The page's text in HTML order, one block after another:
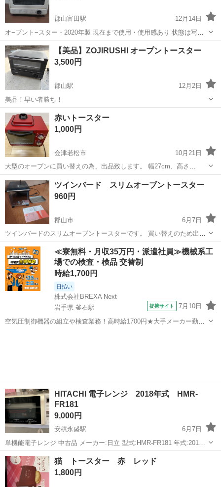
郡山富田駅
12月14日
オ−ブント−スター・2020年製 現在まで使用・使用感あり 状態は写真
の通り 中古品なので神経質、納得がいかない方は、 ご遠慮下さい。
購入後は、３Ｎでお願い致します。
福島 郡山市 郡山富田駅 通り
【美品】ZOJIRUSHI オープントースター
3,500円
郡山駅
12月2日
美品！早い者勝ち！
福島 郡山市 郡山駅 キッチン家電
赤いトースター
1,000円
会津若松市
10月21日
大型のオーブンに買い替えの為、出品致します。 幅27cm、高さ
21cm、奥行き24cm 動作問題ございません。パンを焼きながら卵焼け
ます！ 機能は最低限ですが昭和レトロな雰囲気です！
福島 会津若松市 キッチン家電 トースター
ツインバード スリムオーブントースター
960円
郡山市
6月7日
ツインバードのスリムオーブントースターです。 買い替えのため出品
します。 まだ普通に使えます 横幅がスリムでキッチンボードを圧迫せ
ずに済みます。 前後にパンが2枚入ります。 クズ受けプレートあり 寸
法 幅21cm 高さ23c...
福島 郡山市 キッチン家電 ツインバード
≪寮無料・月収35万円・派遣社員≫機械系工
場での検査・検品 交替制
時給1,700円
日払い
株式会社BREXA Next
岩手県 釜石駅
提携サイト 7月10日
空気圧制御機器の組立や検査業務！高時給1700円★大手メーカー勤
HITACHI 電子レンジ 2018年式 HMR-
FR181
9,000円
安積永盛駅
6月7日
単機能電子レンジ 中古品 メーカー:日立 型式:HMR-FR181 年式:2018
年 ヘルツフリー 寸法:幅458mm×奥行349mm×高さ281mm 内寸:幅
295mm×奥行324mm×高さ181mm できる限りの清掃や...
福島 郡山市 安積永盛駅 キッチン家電
猫 トースター 赤 レッド
1,800円